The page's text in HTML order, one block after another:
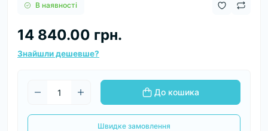
В наявності
14 840.00 грн.
Знайшли дешевше?
До кошика
Швидке замовлення